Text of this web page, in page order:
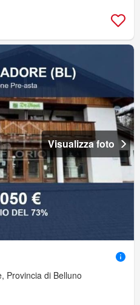
Visualizza foto
Provincia di Belluno